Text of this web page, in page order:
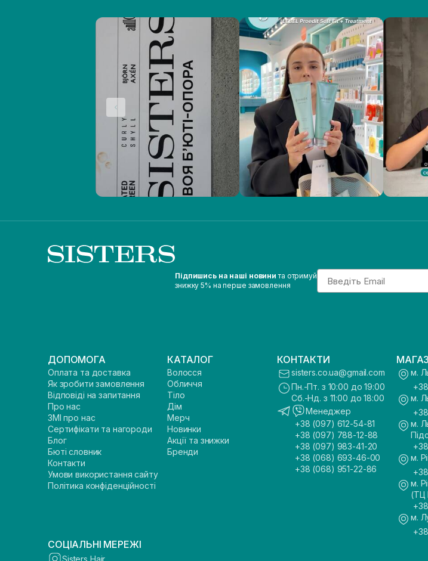
Підпишись на наші новини та отримуй
знижку 5% на перше замовлення
Email
ДОПОМОГА
Оплата та доставка
Як зробити замовлення
Відповіді на запитання
Про нас
ЗМІ про нас
Сертифікати та нагороди
Блог
Бюті словник
Контакти
Умови використання сайту
Політика конфіденційності
КАТАЛОГ
Волосся
Обличчя
Тіло
Дім
Мерч
Новинки
Акції та знижки
Бренди
КОНТАКТИ
sisters.co.ua@gmail.com
Пн.-Пт. з 10:00 до 19:00
Сб.-Нд. з 11:00 до 18:00
Менеджер
+38 (097) 612-54-81
+38 (097) 788-12-88
+38 (097) 983-41-20
+38 (068) 693-46-00
+38 (068) 951-22-86
м.
м.
м.
м.
м.
(ТЦ
м.
СОЦІАЛЬНІ МЕРЕЖІ
Sisters Hair